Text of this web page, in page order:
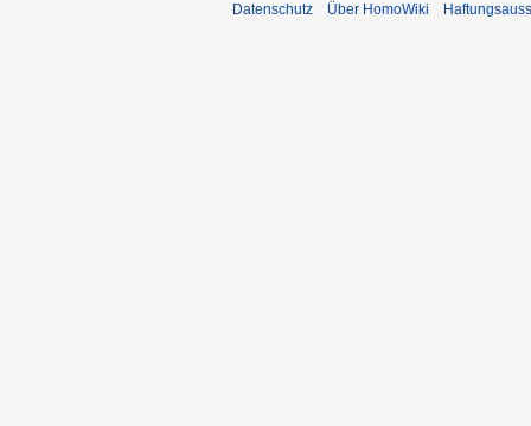
Datenschutz Über HomoWiki